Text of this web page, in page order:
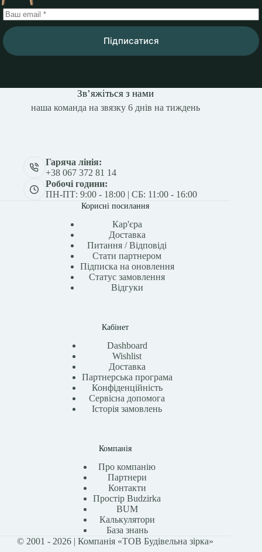
Підписатися
Зв’яжіться з нами
наша команда на звязку 6 днів на тиждень
Гаряча лінія:
+38 067 372 81 14
Робочі години:
ПН-ПТ: 9:00 - 18:00 | СБ: 11:00 - 16:00
Корисні посилання
Кар'єра
Доставка
Питання / Відповіді
Стати партнером
Підписка на оновлення
Статус замовлення
Відгуки
Кабінет
Dashboard
Wishlist
Доставка
Партнерська програма
Конфіденційність
Сервісна допомога
Історія замовлень
Компанія
Про компанію
Партнери
Контакти
Простір Budzirka
BUM
Калькулятори
База знань
© 2001 - 2026 | Компанія «ТОВ Будівельна зірка»